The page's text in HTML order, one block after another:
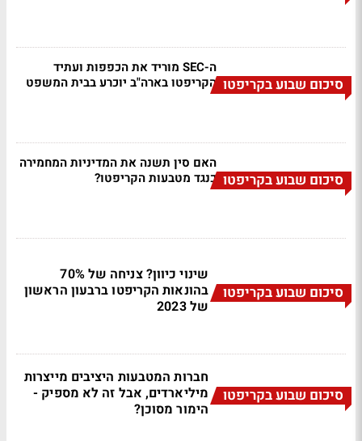
סיכום שבוע בקריפטו
ה-SEC מוריד את הכפפות ועתיד
הקריפטו בארה"ב יוכרע בבית המשפט
סיכום שבוע בקריפטו
האם סין תשנה את המדיניות המחמירה
כנגד מטבעות הקריפטו?
סיכום שבוע בקריפטו
שינוי כיוון? צניחה של 70%
בהונאות הקריפטו ברבעון הראשון
של 2023
סיכום שבוע בקריפטו
חברות המטבעות היציבים מייצרות
מיליארדים, אבל זה לא מספיק -
הימור מסוכן?